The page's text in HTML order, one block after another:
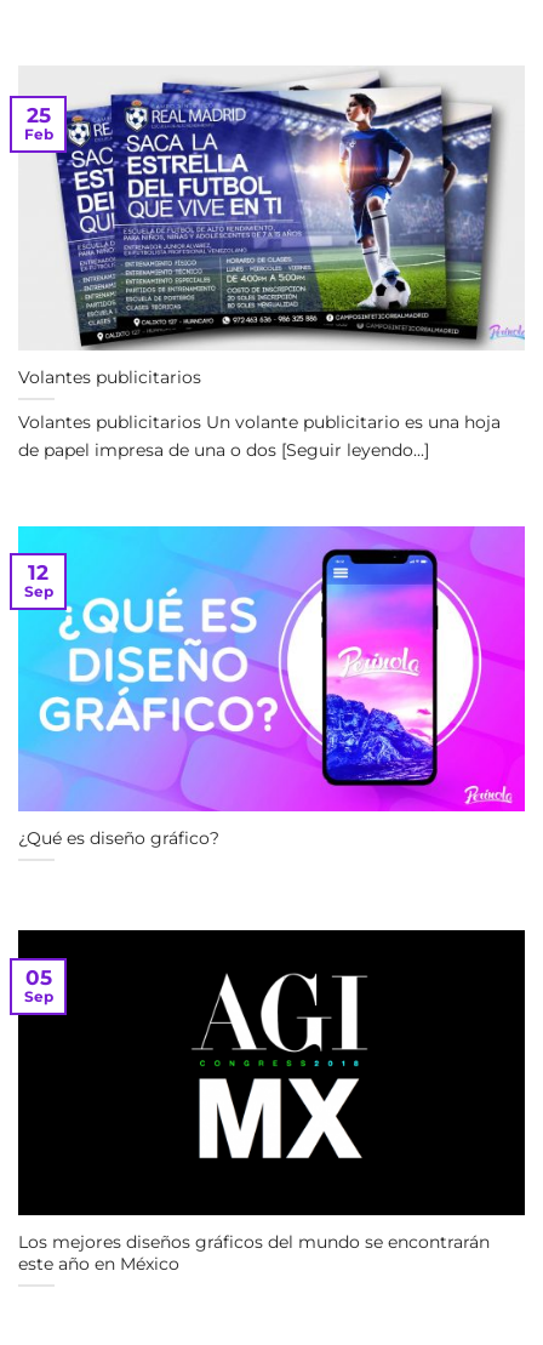
Volantes publicitarios
Volantes publicitarios Un volante publicitario es una hoja
de papel impresa de una o dos [Seguir leyendo...]
25
Feb
¿Qué es diseño gráfico?
12
Sep
Los mejores diseños gráficos del mundo se encontrarán
este año en México
05
Sep